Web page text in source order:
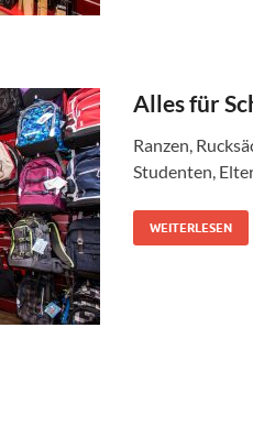
Alles für
Ranzen,
Studenten,
WEITERLESEN